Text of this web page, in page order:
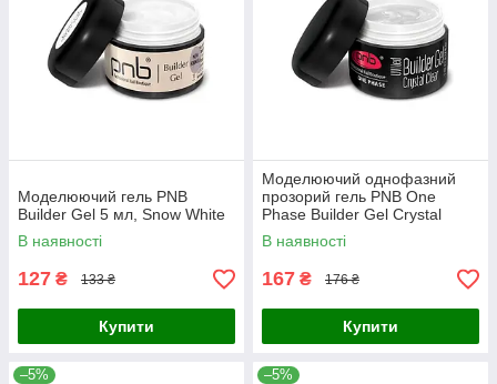
Моделюючий гель PNB
Builder Gel 5 мл, Snow White
В наявності
127 ₴ 133 ₴
Купити
Моделюючий однофазний
прозорий гель PNB One
Phase Builder Gel Сrystal
Clear, 5 мл
В наявності
167 ₴ 176 ₴
Купити
–5% –5%